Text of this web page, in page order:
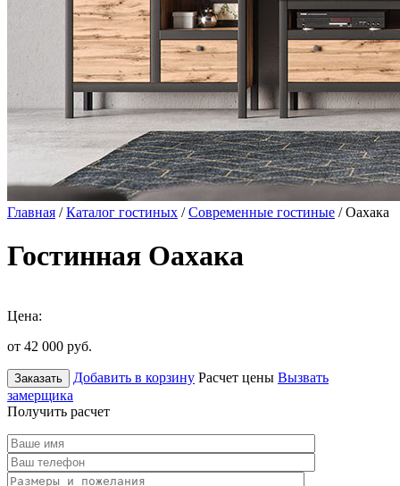
Главная /Каталог гостиных /Современные гостиные / Оахака
Гостинная Оахака
Цена:
от 42 000 руб.
Заказать Добавить в корзину Расчет цены Вызвать
замерщика
Получить расчет